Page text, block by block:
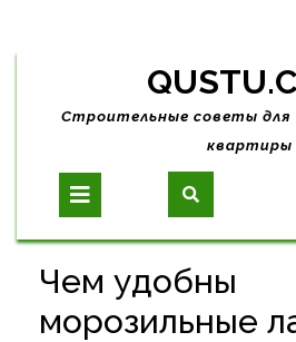
Skip
contentСтроительные советы для
квартиры
Open
Button
Чем удобны
морозильные